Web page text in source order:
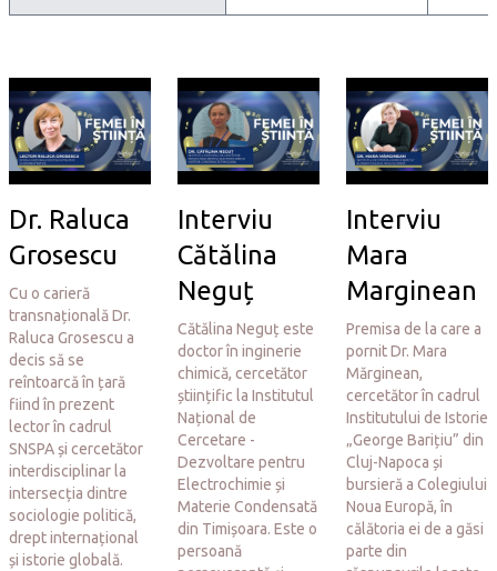
Dr. Raluca
Grosescu
Cu o carieră
transnațională Dr.
Raluca Grosescu a
decis să se
reîntoarcă în țară
fiind în prezent
lector în cadrul
SNSPA și cercetător
interdisciplinar la
intersecția dintre
sociologie politică,
drept internațional
și istorie globală.
Interviu
Cătălina
Neguț
Cătălina Neguț este
doctor în inginerie
chimică, cercetător
științific la Institutul
Național de
Cercetare -
Dezvoltare pentru
Electrochimie și
Materie Condensată
din Timișoara. Este o
persoană
Interviu
Mara
Marginean
Premisa de la care a
pornit Dr. Mara
Mărginean,
cercetător în cadrul
Institutului de Istorie
„George Barițiu” din
Cluj-Napoca și
bursieră a Colegiului
Noua Europă, în
călătoria ei de a găsi
parte din